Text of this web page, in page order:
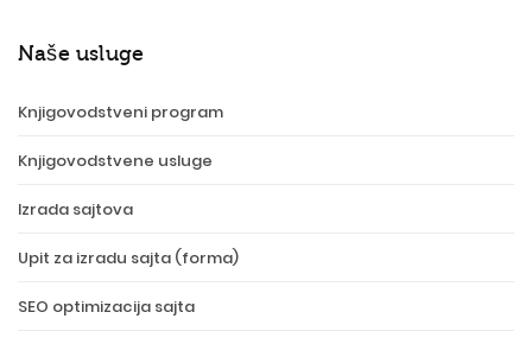
Naše usluge
Knjigovodstveni program
Knjigovodstvene usluge
Izrada sajtova
Upit za izradu sajta (forma)
SEO optimizacija sajta